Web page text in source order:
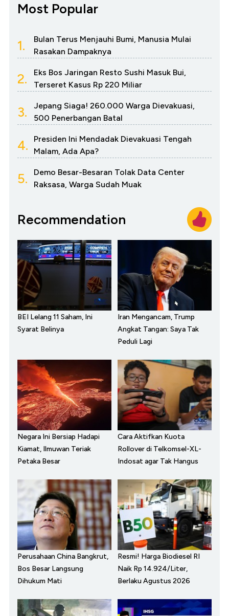
Most Popular
1.
Bulan Terus Menjauhi Bumi, Manusia Mulai
Rasakan Dampaknya
2.
Eks Bos Jaringan Resto Sushi Masuk Bui,
Terseret Kasus Rp 220 Miliar
3.
Jepang Siaga! 260.000 Warga Dievakuasi,
500 Penerbangan Batal
4.
Presiden Ini Mendadak Dievakuasi Tengah
Malam, Ada Apa?
5.
Demo Besar-Besaran Tolak Data Center
Raksasa, Warga Sudah Muak
Recommendation
BEI Lelang 11 Saham, Ini
Syarat Belinya
Iran Mengancam, Trump
Angkat Tangan: Saya Tak
Peduli Lagi
Negara Ini Bersiap Hadapi
Kiamat, Ilmuwan Teriak
Petaka Besar
Cara Aktifkan Kuota
Rollover di Telkomsel-XL-
Indosat agar Tak Hangus
Perusahaan China Bangkrut,
Bos Besar Langsung
Dihukum Mati
Resmi! Harga Biodiesel RI
Naik Rp 14.924/Liter,
Berlaku Agustus 2026